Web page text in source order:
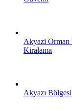
Akyazi
Kiralama
Akyazı